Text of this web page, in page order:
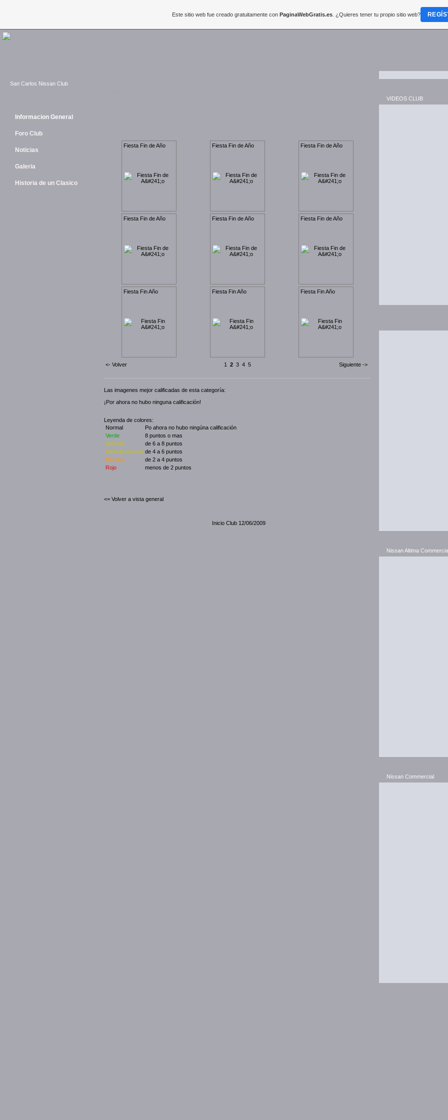
San Carlos Nissan Club
Informacion General
Foro Club
Noticias
Galeria
Historia de un Clasico
Fiesta Fin de Año Fiesta Fin de Año Fiesta Fin de Año
Fiesta Fin de Año Fiesta Fin de Año Fiesta Fin de Año
Fiesta Fin Año Fiesta Fin Año Fiesta Fin Año
<- Volver 1 2 3 4 5 Siguiente ->
Las imagenes mejor calificadas de esta categoría:
¡Por ahora no hubo ninguna calificación!
Leyenda de colores:
Normal
Po ahora no hubo ningúna calificación
Verde
8 puntos o mas
Amarillo
de 6 a 8 puntos
Amarillo oscuro de 4 a 6 puntos
Naranja
de 2 a 4 puntos
Rojo
menos de 2 puntos
<= Volver a vista general
Inicio Club 12/06/2009
VIDEOS CLUB
Nissan Altima
Nissan Commercial
Este sitio web fue creado gratuitamente con PaginaWebGratis.es. ¿Quieres tener tu propio sitio web?